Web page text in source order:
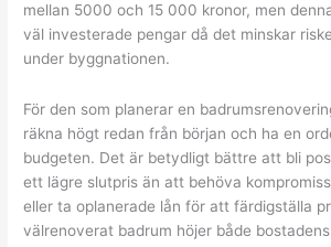
mellan 5000 och 15 000 kronor, men
väl investerade pengar då det minskar
under byggnationen.
För den som planerar en
räkna högt redan från början och ha en
budgeten. Det är betydligt bättre att bli
ett lägre slutpris än att behöva
eller ta oplanerade lån för att färdigställa
välrenoverat badrum höjer både